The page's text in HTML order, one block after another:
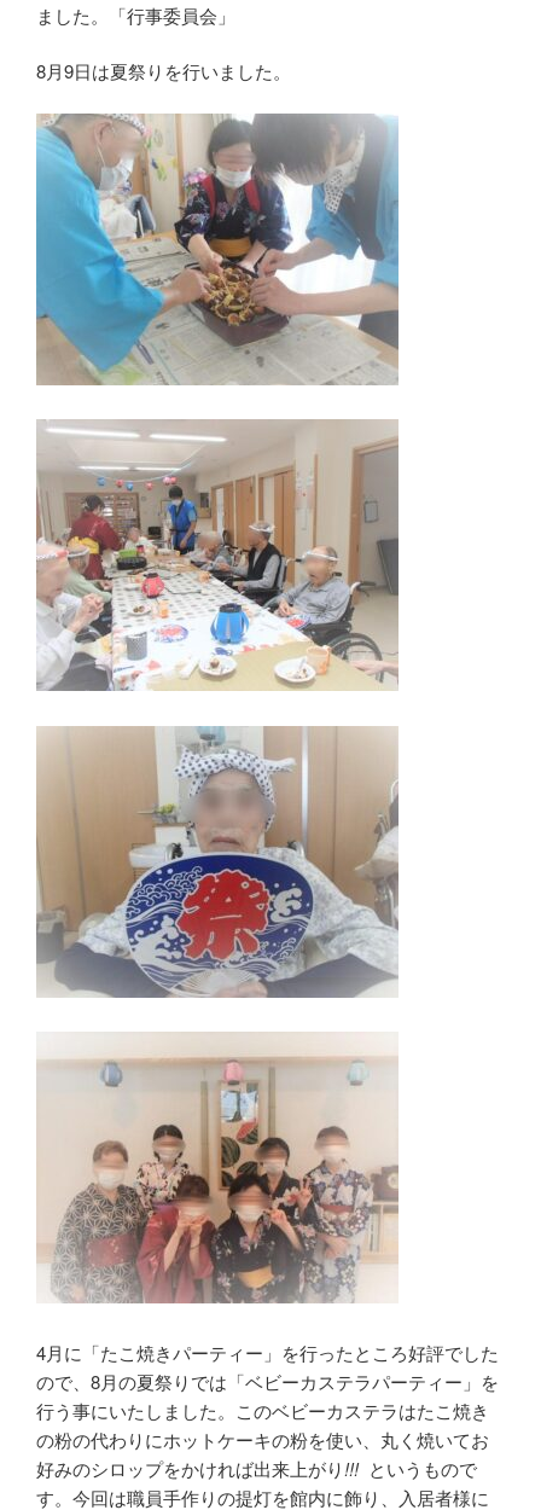
ました。「行事委員会」
8月9日は夏祭りを行いました。
4月に「たこ焼きパーティー」を行ったところ好評でした
ので、8月の夏祭りでは「ベビーカステラパーティー」を
行う事にいたしました。このベビーカステラはたこ焼き
の粉の代わりにホットケーキの粉を使い、丸く焼いてお
好みのシロップをかければ出来上がり!!! というもので
す。今回は職員手作りの提灯を館内に飾り、入居者様に